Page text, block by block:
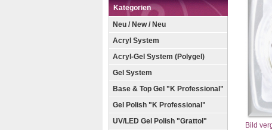
Kategorien
Neu / New / Neu
Acryl System
Acryl-Gel System (Polygel)
Gel System
Base & Top Gel "K Professional"
Gel Polish "K Professional"
UV/LED Gel Polish "Grattol"
Bild